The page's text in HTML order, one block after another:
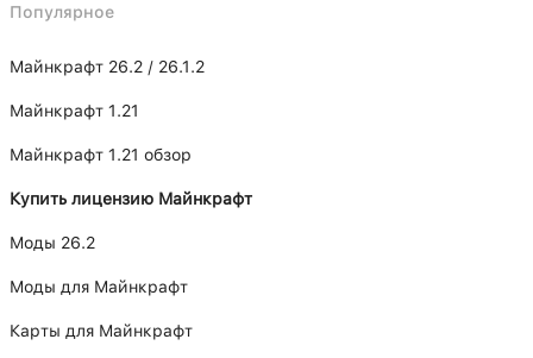
Популярное
Майнкрафт 26.2 / 26.1.2
Майнкрафт 1.21
Майнкрафт 1.21 обзор
Купить лицензию Майнкрафт
Моды 26.2
Моды для Майнкрафт
Карты для Майнкрафт